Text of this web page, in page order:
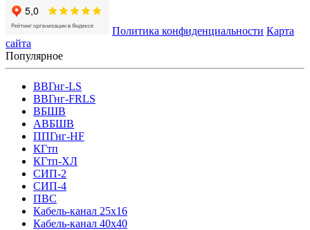
Политика конфиденциальности Карта
сайта
Популярное
ВВГнг-LS
ВВГнг-FRLS
ВБШВ
АВБШВ
ППГнг-HF
КГтп
КГтп-ХЛ
СИП-2
СИП-4
ПВС
Кабель-канал 25х16
Кабель-канал 40х40